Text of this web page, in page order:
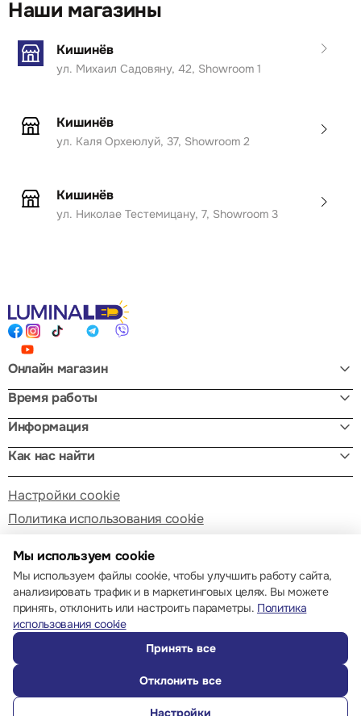
Наши магазины
Кишинёв
ул. Михаил Садовяну, 42, Showroom 1
Кишинёв
ул. Каля Орхеюлуй, 37, Showroom 2
Кишинёв
ул. Николае Тестемицану, 7, Showroom 3
Онлайн магазин
Время работы
Информация
Как нас найти
Настройки cookie
Политика использования cookie
© 2013 – 2026 ECOM
Мы используем cookie
Мы используем файлы cookie, чтобы улучшить работу сайта,
анализировать трафик и в маркетинговых целях. Вы можете
принять, отклонить или настроить параметры. Политика
использования cookie
Принять все
Отклонить все
Настройки